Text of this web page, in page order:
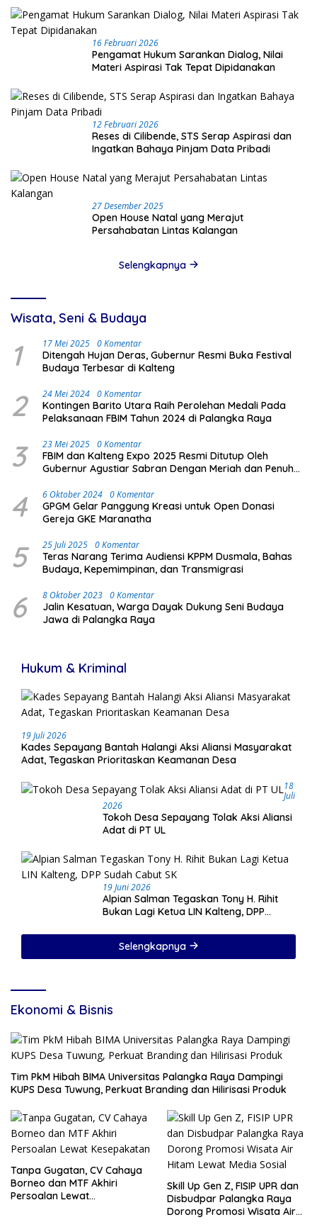
16 Februari 2026
Pengamat Hukum Sarankan Dialog, Nilai
Materi Aspirasi Tak Tepat Dipidanakan
12 Februari 2026
Reses di Cilibende, STS Serap Aspirasi dan
Ingatkan Bahaya Pinjam Data Pribadi
27 Desember 2025
Open House Natal yang Merajut
Persahabatan Lintas Kalangan
Selengkapnya
Wisata, Seni & Budaya
1 17 Mei 2025 0 Komentar
Ditengah Hujan Deras, Gubernur Resmi Buka Festival
Budaya Terbesar di Kalteng
2 24 Mei 2024 0 Komentar
Kontingen Barito Utara Raih Perolehan Medali Pada
Pelaksanaan FBIM Tahun 2024 di Palangka Raya
3 23 Mei 2025 0 Komentar
FBIM dan Kalteng Expo 2025 Resmi Ditutup Oleh
Gubernur Agustiar Sabran Dengan Meriah dan Penuh
4 6 Oktober 2024 0 Komentar
GPGM Gelar Panggung Kreasi untuk Open Donasi
Gereja GKE Maranatha
5 25 Juli 2025 0 Komentar
Teras Narang Terima Audiensi KPPM Dusmala, Bahas
Budaya, Kepemimpinan, dan Transmigrasi
6 8 Oktober 2023 0 Komentar
Jalin Kesatuan, Warga Dayak Dukung Seni Budaya
Jawa di Palangka Raya
Hukum & Kriminal
19 Juli 2026
Kades Sepayang Bantah Halangi Aksi Aliansi Masyarakat
Adat, Tegaskan Prioritaskan Keamanan Desa
18
Juli
2026
Tokoh Desa Sepayang Tolak Aksi Aliansi
Adat di PT UL
19 Juni 2026
Alpian Salman Tegaskan Tony H. Rihit
Bukan Lagi Ketua LIN Kalteng, DPP
Selengkapnya
Ekonomi & Bisnis
Tim PkM Hibah BIMA Universitas Palangka Raya Dampingi
KUPS Desa Tuwung, Perkuat Branding dan Hilirisasi Produk
Tanpa Gugatan, CV Cahaya
Borneo dan MTF Akhiri
Persoalan Lewat
Skill Up Gen Z, FISIP UPR dan
Disbudpar Palangka Raya
Dorong Promosi Wisata Air